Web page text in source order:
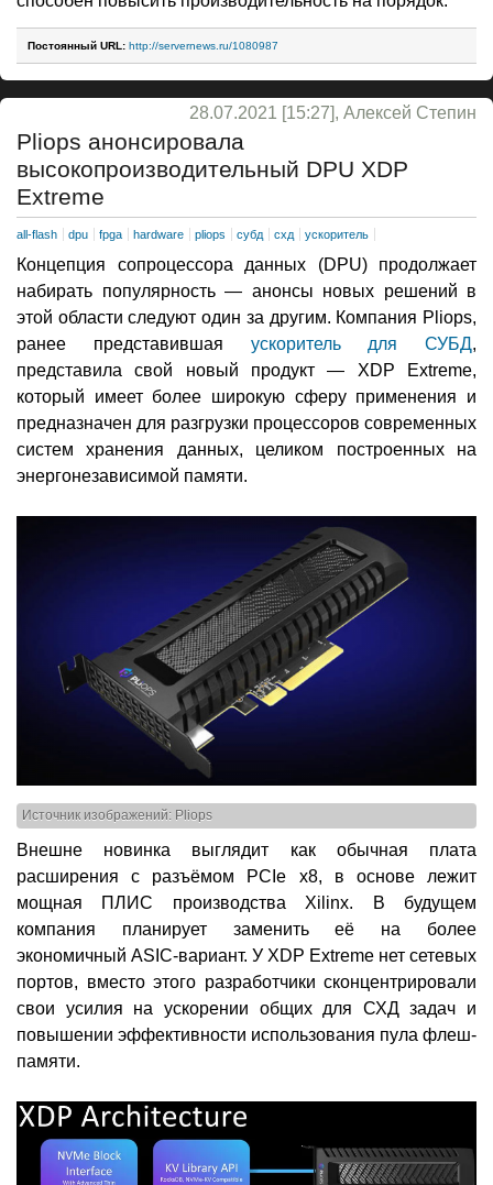
Постоянный URL: http://servernews.ru/1080987
28.07.2021 [15:27], Алексей Степин
Pliops анонсировала
высокопроизводительный DPU XDP
Extreme
all-flash dpu fpga hardware pliops субд схд ускоритель
Концепция сопроцессора данных (DPU) продолжает
набирать популярность — анонсы новых решений в
этой области следуют один за другим. Компания Pliops,
ранее представившая ускоритель для СУБД,
представила свой новый продукт — XDP Extreme,
который имеет более широкую сферу применения и
предназначен для разгрузки процессоров современных
систем хранения данных, целиком построенных на
энергонезависимой памяти.
Источник изображений: Pliops
Внешне новинка выглядит как обычная плата
расширения с разъёмом PCIe x8, в основе лежит
мощная ПЛИС производства Xilinx. В будущем
компания планирует заменить её на более
экономичный ASIC-вариант. У XDP Extreme нет сетевых
портов, вместо этого разработчики сконцентрировали
свои усилия на ускорении общих для СХД задач и
повышении эффективности использования пула флеш-
памяти.